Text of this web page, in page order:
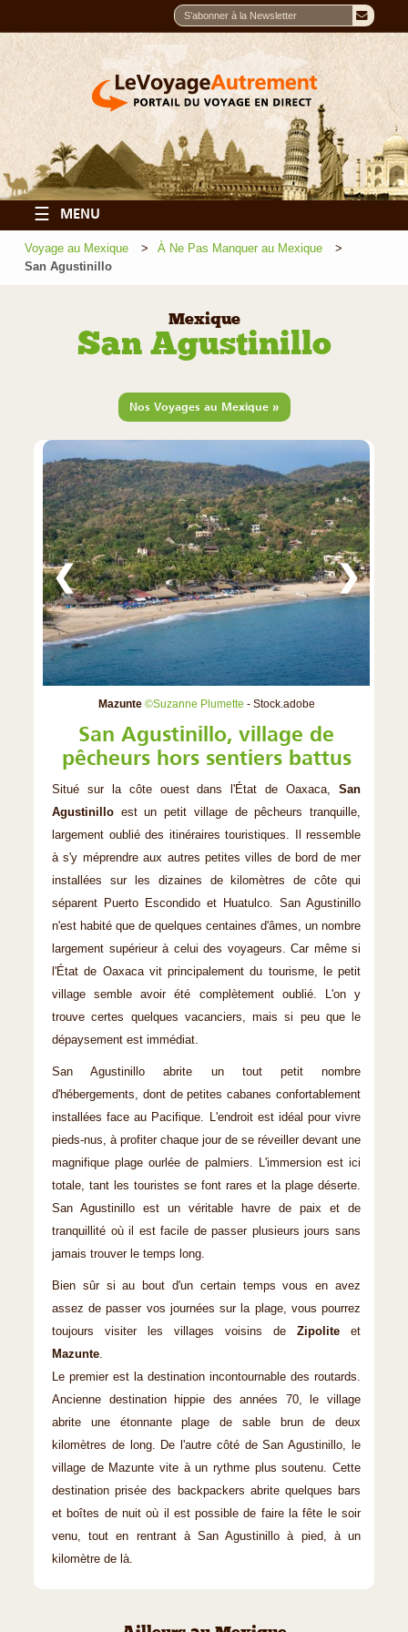
☰ MENU
Voyage au Mexique
À Ne Pas Manquer au Mexique
San Agustinillo
Mexique
San Agustinillo
Nos Voyages au Mexique »
Mazunte ©Suzanne Plumette - Stock.adobe
❮ ❯
San Agustinillo, village de
pêcheurs hors sentiers battus
Situé sur la côte ouest dans l'État de Oaxaca, San
Agustinillo est un petit village de pêcheurs tranquille,
largement oublié des itinéraires touristiques. Il ressemble
à s'y méprendre aux autres petites villes de bord de mer
installées sur les dizaines de kilomètres de côte qui
séparent Puerto Escondido et Huatulco. San Agustinillo
n'est habité que de quelques centaines d'âmes, un nombre
largement supérieur à celui des voyageurs. Car même si
l'État de Oaxaca vit principalement du tourisme, le petit
village semble avoir été complètement oublié. L'on y
trouve certes quelques vacanciers, mais si peu que le
dépaysement est immédiat.
San Agustinillo abrite un tout petit nombre
d'hébergements, dont de petites cabanes confortablement
installées face au Pacifique. L'endroit est idéal pour vivre
pieds-nus, à profiter chaque jour de se réveiller devant une
magnifique plage ourlée de palmiers. L'immersion est ici
totale, tant les touristes se font rares et la plage déserte.
San Agustinillo est un véritable havre de paix et de
tranquillité où il est facile de passer plusieurs jours sans
jamais trouver le temps long.
Bien sûr si au bout d'un certain temps vous en avez
assez de passer vos journées sur la plage, vous pourrez
toujours visiter les villages voisins de Zipolite et
Mazunte
Le premier est la destination incontournable des routards.
Ancienne destination hippie des années 70, le village
abrite une étonnante plage de sable brun de deux
kilomètres de long. De l'autre côté de San Agustinillo, le
village de Mazunte vite à un rythme plus soutenu. Cette
destination prisée des backpackers abrite quelques bars
et boîtes de nuit où il est possible de faire la fête le soir
venu, tout en rentrant à San Agustinillo à pied, à un
kilomètre de là.